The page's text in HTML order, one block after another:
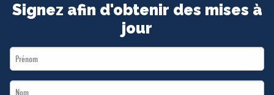
Signez afin d'obtenir des mises à
jour
First
Name
Last